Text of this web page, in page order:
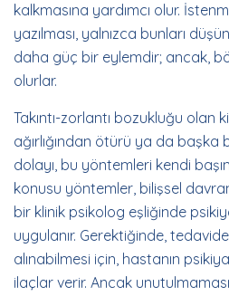
kalkmasına yardımcı olur.
yazılması, yalnızca bunları
daha güç bir eylemdir; ancak,
olurlar.
Takıntı-zorlantı bozukluğu olan
ağırlığından ötürü ya da başka
dolayı, bu yöntemleri kendi
konusu yöntemler, bilişsel
bir klinik psikolog eşliğinde
uygulanır. Gerektiğinde,
alınabilmesi için, hastanın
ilaçlar verir. Ancak